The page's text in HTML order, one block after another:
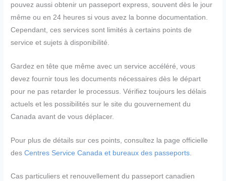
pouvez aussi obtenir un passeport express, souvent dès le jour
même ou en 24 heures si vous avez la bonne documentation.
Cependant, ces services sont limités à certains points de
service et sujets à disponibilité.
Gardez en tête que même avec un service accéléré, vous
devez fournir tous les documents nécessaires dès le départ
pour ne pas retarder le processus. Vérifiez toujours les délais
actuels et les possibilités sur le site du gouvernement du
Canada avant de vous déplacer.
Pour plus de détails sur ces points, consultez la page officielle
desCentres Service Canada et bureaux des passeports
Cas particuliers et renouvellement du passeport canadien